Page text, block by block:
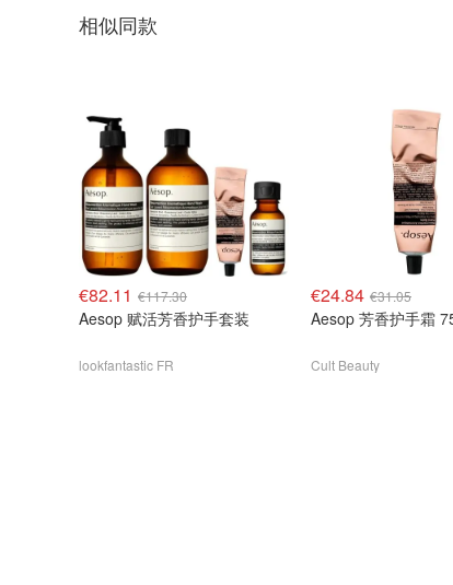
相似同款
€82.11 €117.30
Aesop 赋活芳香护手套装
lookfantastic FR
€24.84 €31.05
Aesop 芳香护手霜
Cult Beauty